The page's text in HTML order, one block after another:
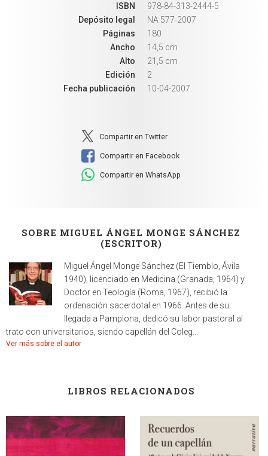
ISBN
978-84-313-2444-5
Depósito legal
NA 577-2007
Páginas
180
Ancho
14,5 cm
Alto
21,5 cm
Edición
2
Fecha publicación
10-04-2007
Compartir en Twitter
Compartir en Facebook
Compartir en WhatsApp
SOBRE MIGUEL ÁNGEL MONGE SÁNCHEZ
(ESCRITOR)
Miguel Ángel Monge Sánchez (El Tiemblo, Ávila
1940), licenciado en Medicina (Granada, 1964) y
Doctor en Teología (Roma, 1967), recibió la
ordenación sacerdotal en 1966. Antes de su
llegada a Pamplona, dedicó su labor pastoral al
trato con universitarios, siendo capellán del Coleg...
Ver más sobre el autor
LIBROS RELACIONADOS